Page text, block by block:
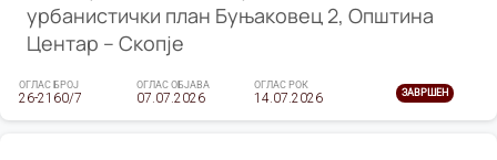
урбанистички план Буњаковец 2, Општина
Центар – Скопје
ОГЛАС БРОЈ
26-2160/7
ОГЛАС ОБЈАВА
07.07.2026
ОГЛАС РОК
14.07.2026 ЗАВРШЕН